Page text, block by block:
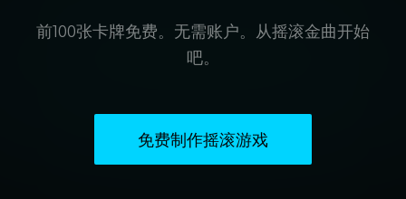
前100张卡牌免费。无需账户。从摇滚金曲开始
吧。
免费制作摇滚游戏